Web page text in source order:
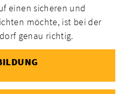
einen sicheren und
möchte, ist bei der
genau richtig.